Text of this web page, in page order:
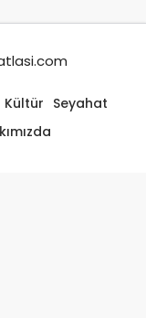
Kültür Seyahat